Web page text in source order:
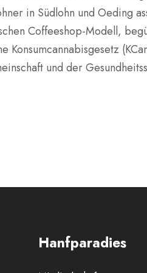
in Südlohn und Oeding
Coffeeshop-Modell,
und der
Hanfparadies